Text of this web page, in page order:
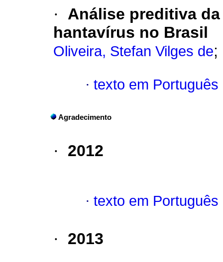
·
Análise preditiva
hantavírus no Brasil
Oliveira, Stefan Vilges de;
· texto em Português
Agradecimento
· 2012
· texto em Português
· 2013